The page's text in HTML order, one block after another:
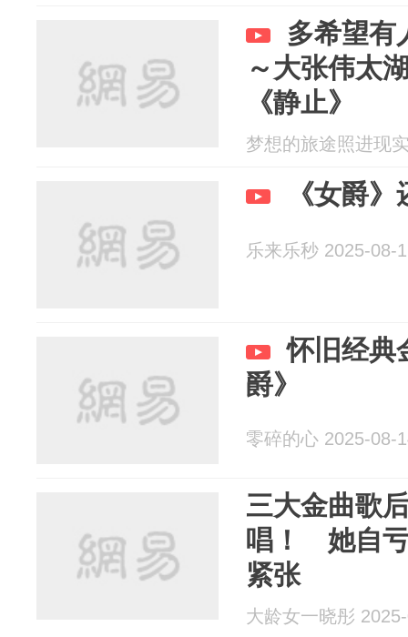
多希望有
～大张伟太
《静止》
梦想的旅途照进现
《女爵
乐来乐秒 2025-08-
怀旧经典
爵》
零碎的心 2025-08-
三大金曲歌
唱！ 她自亏
紧张
大龄女一晓彤